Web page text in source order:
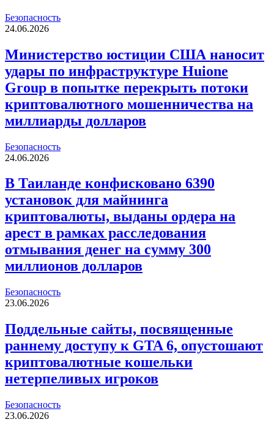
Безопасность
24.06.2026
Министерство юстиции США наносит
удары по инфраструктуре Huione
Group в попытке перекрыть потоки
криптовалютного мошенничества на
миллиарды долларов
Безопасность
24.06.2026
В Таиланде конфисковано 6390
установок для майнинга
криптовалюты, выданы ордера на
арест в рамках расследования
отмывания денег на сумму 300
миллионов долларов
Безопасность
23.06.2026
Поддельные сайты, посвященные
раннему доступу к GTA 6, опустошают
криптовалютные кошельки
нетерпеливых игроков
Безопасность
23.06.2026